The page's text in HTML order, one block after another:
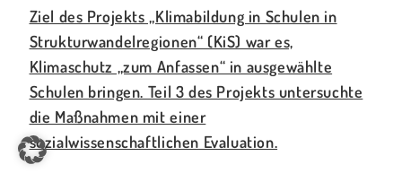
Ziel des Projekts „Klimabildung in Schulen in
Strukturwandelregionen“ (KiS) war es,
Klimaschutz „zum Anfassen“ in ausgewählte
Schulen bringen. Teil 3 des Projekts untersuchte
die Maßnahmen mit einer
sozialwissenschaftlichen Evaluation.